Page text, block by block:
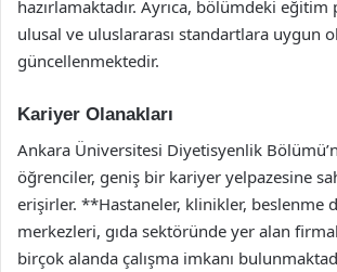
hazırlamaktadır. Ayrıca, bölümdeki eğitim
ulusal ve uluslararası standartlara uygun
güncellenmektedir.
Kariyer Olanakları
Ankara Üniversitesi Diyetisyenlik
öğrenciler, geniş bir kariyer yelpazesine
erişirler. **Hastaneler, klinikler, beslenme
merkezleri, gıda sektöründe yer alan
birçok alanda çalışma imkanı